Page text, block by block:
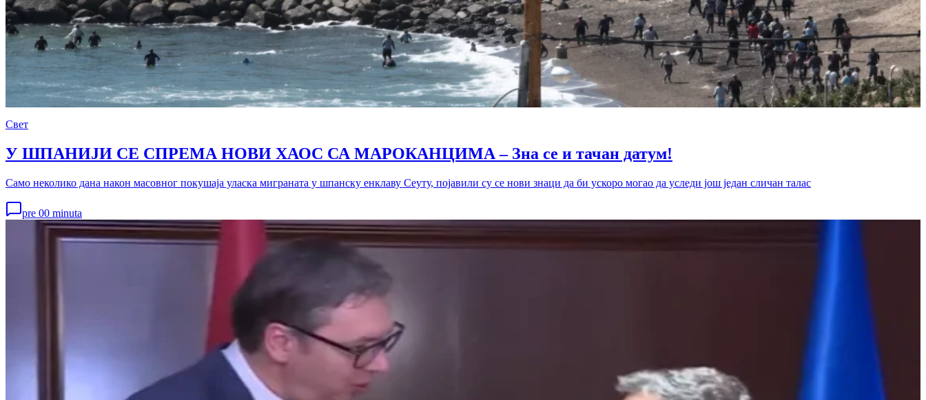
Свет
У ШПАНИЈИ СЕ СПРЕМА НОВИ ХАОС СА МАРОКАНЦИМА – Зна се и тачан датум!
Само неколико дана након масовног покушаја уласка миграната у шпанску енклаву Сеуту, појавили су се нови знаци да би ускоро могао да уследи још један сличан талас
pre 00 minuta